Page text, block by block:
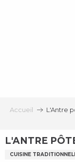
Accueil L'Antre
L'ANTRE
CUISINE